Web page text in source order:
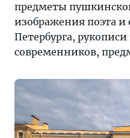
предметы
изображения поэта и
Петербурга,
современников,